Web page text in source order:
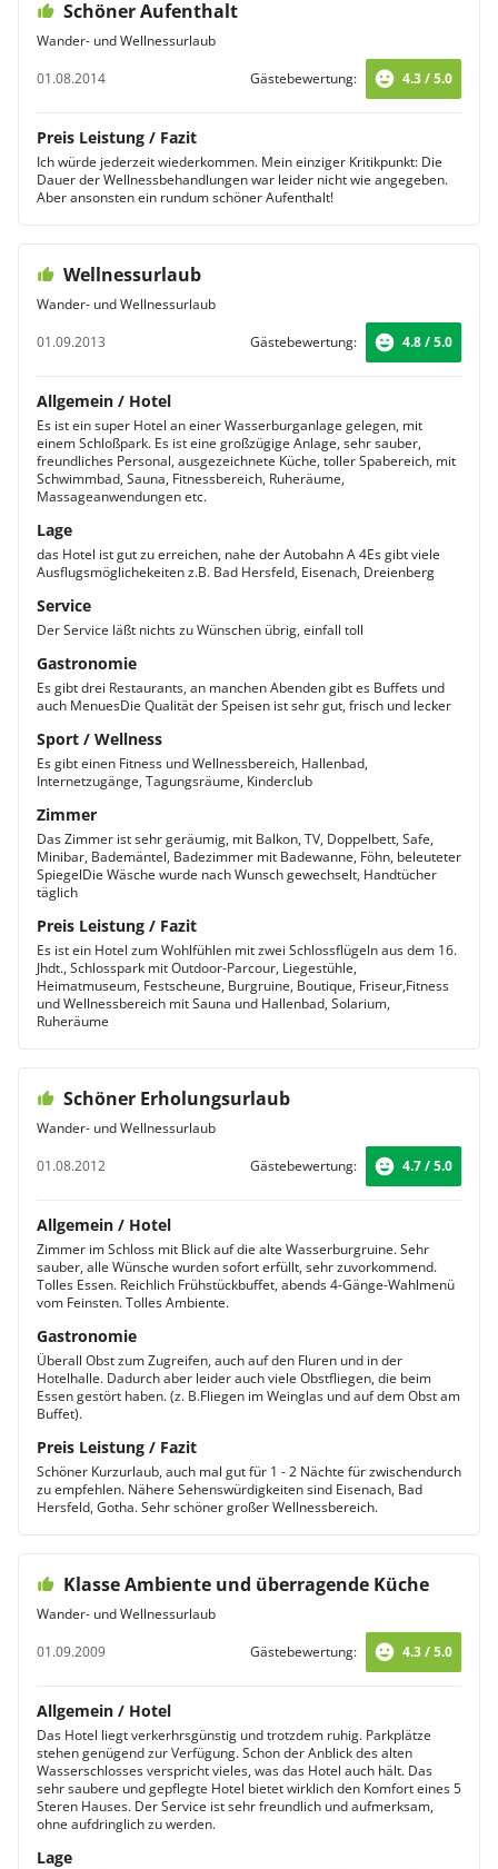
Schöner Aufenthalt
Wander- und Wellnessurlaub
01.08.2014
Gästebewertung: 4.3 / 5.0
Preis Leistung / Fazit
Ich würde jederzeit wiederkommen. Mein einziger Kritikpunkt: Die
Dauer der Wellnessbehandlungen war leider nicht wie angegeben.
Aber ansonsten ein rundum schöner Aufenthalt!
Wellnessurlaub
Wander- und Wellnessurlaub
01.09.2013
Gästebewertung: 4.8 / 5.0
Allgemein / Hotel
Es ist ein super Hotel an einer Wasserburganlage gelegen, mit
einem Schloßpark. Es ist eine großzügige Anlage, sehr sauber,
freundliches Personal, ausgezeichnete Küche, toller Spabereich, mit
Schwimmbad, Sauna, Fitnessbereich, Ruheräume,
Massageanwendungen etc.
Lage
das Hotel ist gut zu erreichen, nahe der Autobahn A 4Es gibt viele
Ausflugsmöglichekeiten z.B. Bad Hersfeld, Eisenach, Dreienberg
Service
Der Service läßt nichts zu Wünschen übrig, einfall toll
Gastronomie
Es gibt drei Restaurants, an manchen Abenden gibt es Buffets und
auch MenuesDie Qualität der Speisen ist sehr gut, frisch und lecker
Sport / Wellness
Es gibt einen Fitness und Wellnessbereich, Hallenbad,
Internetzugänge, Tagungsräume, Kinderclub
Zimmer
Das Zimmer ist sehr geräumig, mit Balkon, TV, Doppelbett, Safe,
Minibar, Bademäntel, Badezimmer mit Badewanne, Föhn, beleuteter
SpiegelDie Wäsche wurde nach Wunsch gewechselt, Handtücher
täglich
Preis Leistung / Fazit
Es ist ein Hotel zum Wohlfühlen mit zwei Schlossflügeln aus dem 16.
Jhdt., Schlosspark mit Outdoor-Parcour, Liegestühle,
Heimatmuseum, Festscheune, Burgruine, Boutique, Friseur,Fitness
und Wellnessbereich mit Sauna und Hallenbad, Solarium,
Ruheräume
Schöner Erholungsurlaub
Wander- und Wellnessurlaub
01.08.2012
Gästebewertung: 4.7 / 5.0
Allgemein / Hotel
Zimmer im Schloss mit Blick auf die alte Wasserburgruine. Sehr
sauber, alle Wünsche wurden sofort erfüllt, sehr zuvorkommend.
Tolles Essen. Reichlich Frühstückbuffet, abends 4-Gänge-Wahlmenü
vom Feinsten. Tolles Ambiente.
Gastronomie
Überall Obst zum Zugreifen, auch auf den Fluren und in der
Hotelhalle. Dadurch aber leider auch viele Obstfliegen, die beim
Essen gestört haben. (z. B.Fliegen im Weinglas und auf dem Obst am
Buffet).
Preis Leistung / Fazit
Schöner Kurzurlaub, auch mal gut für 1 - 2 Nächte für zwischendurch
zu empfehlen. Nähere Sehenswürdigkeiten sind Eisenach, Bad
Hersfeld, Gotha. Sehr schöner großer Wellnessbereich.
Klasse Ambiente und überragende Küche
Wander- und Wellnessurlaub
01.09.2009
Gästebewertung: 4.3 / 5.0
Allgemein / Hotel
Das Hotel liegt verkerhrsgünstig und trotzdem ruhig. Parkplätze
stehen genügend zur Verfügung. Schon der Anblick des alten
Wasserschlosses verspricht vieles, was das Hotel auch hält. Das
sehr saubere und gepflegte Hotel bietet wirklich den Komfort eines 5
Steren Hauses. Der Service ist sehr freundlich und aufmerksam,
ohne aufdringlich zu werden.
Lage